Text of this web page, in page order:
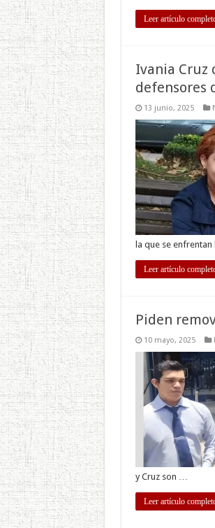
Leer artículo
Ivania Cruz
defensores
13 junio, 2025
la que se enfrentan
Leer artículo
Piden
10 mayo, 2025
y Cruz son …
Leer artículo